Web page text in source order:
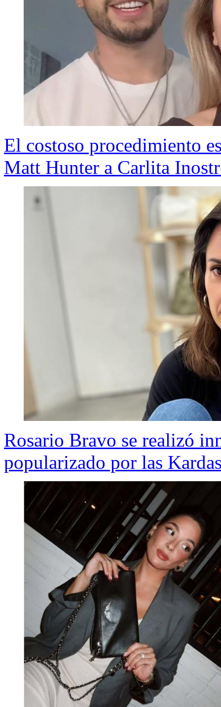
El costoso procedimiento
Matt Hunter a Carlita
Rosario Bravo se realizó
popularizado por las